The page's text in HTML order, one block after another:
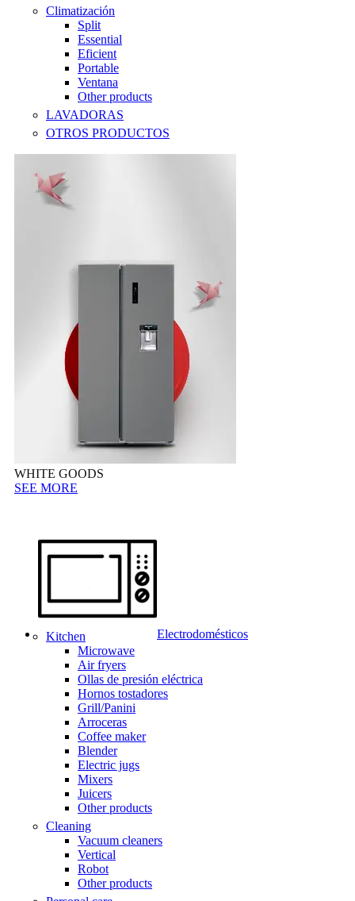
Climatización
Split
Essential
Eficient
Portable
Ventana
Other products
LAVADORAS
OTROS PRODUCTOS
WHITE GOODS
SEE MORE
Electrodomésticos
Kitchen
Microwave
Air fryers
Ollas de presión eléctrica
Hornos tostadores
Grill/Panini
Arroceras
Coffee maker
Blender
Electric jugs
Mixers
Juicers
Other products
Cleaning
Vacuum cleaners
Vertical
Robot
Other products